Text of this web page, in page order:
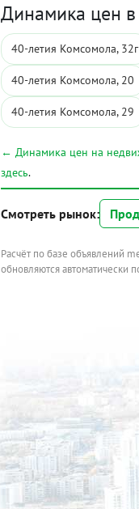
Динамика цен
40-летия Комсомола, 32г
40-летия Комсомола, 20
40-летия Комсомола, 29
← Динамика цен на
здесь.
Смотреть рынок:
Расчёт по базе объявлений
обновляются автоматически